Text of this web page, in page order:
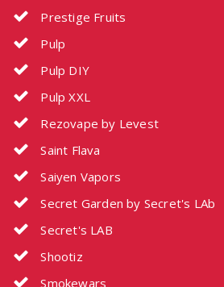
Prestige Fruits
Pulp
Pulp DIY
Pulp XXL
Rezovape by Levest
Saint Flava
Saiyen Vapors
Secret Garden by Secret's LAb
Secret's LAB
Shootiz
Smokewars